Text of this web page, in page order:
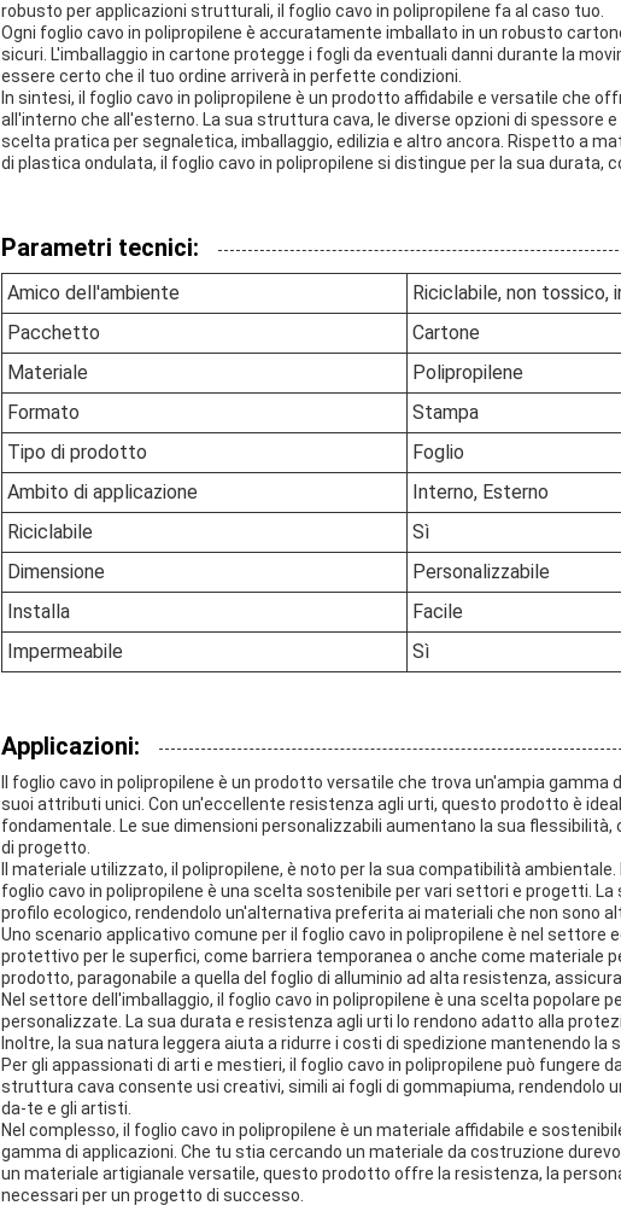
robusto per applicazioni strutturali, il foglio cavo in polipropilene fa al caso tuo.
Ogni foglio cavo in polipropilene è accuratamente imballato in un robusto
sicuri. L'imballaggio in cartone protegge i fogli da eventuali danni durante la
essere certo che il tuo ordine arriverà in perfette condizioni.
In sintesi, il foglio cavo in polipropilene è un prodotto affidabile e versatile che
all'interno che all'esterno. La sua struttura cava, le diverse opzioni di spessore
scelta pratica per segnaletica, imballaggio, edilizia e altro ancora. Rispetto a
di plastica ondulata, il foglio cavo in polipropilene si distingue per la sua durata,
Parametri tecnici:
Amico dell'ambiente
Riciclabile, non tossico,
Pacchetto
Cartone
Materiale
Polipropilene
Formato
Stampa
Tipo di prodotto
Foglio
Ambito di applicazione
Interno, Esterno
Riciclabile
Sì
Dimensione
Personalizzabile
Installa
Facile
Impermeabile
Sì
Applicazioni:
Il foglio cavo in polipropilene è un prodotto versatile che trova un'ampia
suoi attributi unici. Con un'eccellente resistenza agli urti, questo prodotto è
fondamentale. Le sue dimensioni personalizzabili aumentano la sua
di progetto.
Il materiale utilizzato, il polipropilene, è noto per la sua compatibilità
foglio cavo in polipropilene è una scelta sostenibile per vari settori e progetti.
profilo ecologico, rendendolo un'alternativa preferita ai materiali che non sono
Uno scenario applicativo comune per il foglio cavo in polipropilene è nel
protettivo per le superfici, come barriera temporanea o anche come materiale
prodotto, paragonabile a quella del foglio di alluminio ad alta resistenza,
Nel settore dell'imballaggio, il foglio cavo in polipropilene è una scelta popolare
personalizzate. La sua durata e resistenza agli urti lo rendono adatto alla
Inoltre, la sua natura leggera aiuta a ridurre i costi di spedizione mantenendo la
Per gli appassionati di arti e mestieri, il foglio cavo in polipropilene può fungere
struttura cava consente usi creativi, simili ai fogli di gommapiuma, rendendolo
da-te e gli artisti.
Nel complesso, il foglio cavo in polipropilene è un materiale affidabile e
gamma di applicazioni. Che tu stia cercando un materiale da costruzione
un materiale artigianale versatile, questo prodotto offre la resistenza, la
necessari per un progetto di successo.